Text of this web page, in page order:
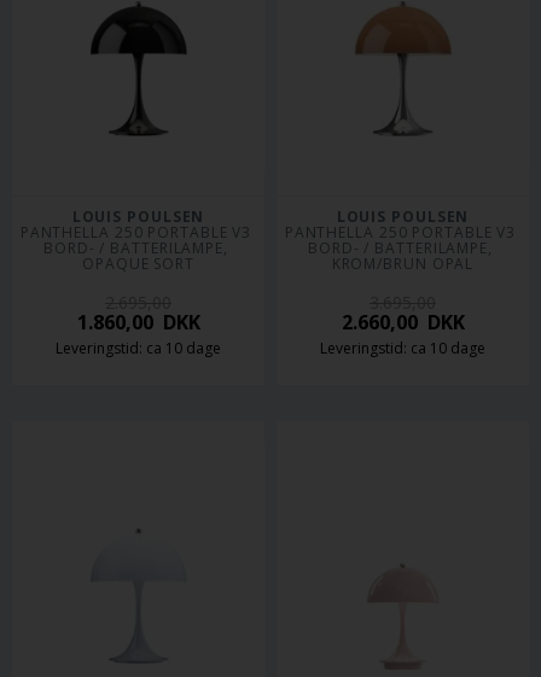
LOUIS POULSEN
PANTHELLA 250 PORTABLE V3
BORD- / BATTERILAMPE,
OPAQUE SORT
1.860,00DKK
Leveringstid: ca 10 dage
LOUIS POULSEN
PANTHELLA 250 PORTABLE V3
BORD- / BATTERILAMPE,
KROM/BRUN OPAL
2.660,00DKK
Leveringstid: ca 10 dage